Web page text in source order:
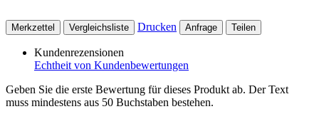
Merkzettel Vergleichsliste Drucken Anfrage Teilen
Kundenrezensionen
Echtheit von Kundenbewertungen
Geben Sie die erste Bewertung für dieses Produkt ab. Der Text
muss mindestens aus 50 Buchstaben bestehen.